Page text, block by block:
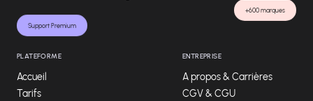
Support Premium
+600 marques
PLATEFORME
Accueil
Tarifs
ENTREPRISE
A propos & Carrières
CGV & CGU